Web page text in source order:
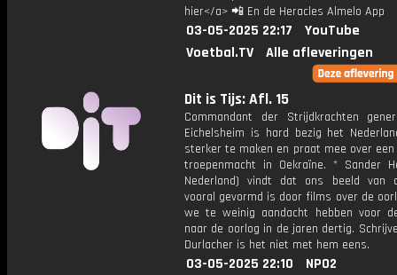
hier</a> 📲 En de Heracles Almelo App
03-05-2025 22:17
YouTube
Voetbal.TV
Alle afleveringen
Dit is Tijs: Afl. 15
Commandant der Strijdkrachten
Eichelsheim is hard bezig het
sterker te maken en praat mee over een
troepenmacht in Oekraïne. * Sander
Nederland) vindt dat ons beeld van
vooral gevormd is door films over de
we te weinig aandacht hebben voor
naar de oorlog in de jaren dertig.
Durlacher is het niet met hem eens.
03-05-2025 22:10
NPO2